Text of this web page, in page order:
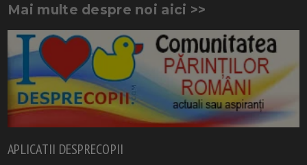
Mai multe despre noi aici >>
APLICATII DESPRECOPII